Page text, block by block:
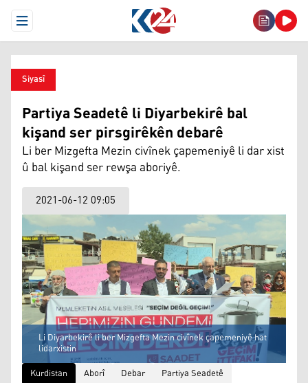
Open Menu
Siyasî
Partiya Seadetê li Diyarbekirê bal
kişand ser pirsgirêkên debarê
Li ber Mizgefta Mezin civînek çapemeniyê li dar xist
û bal kişand ser rewşa aboriyê.
2021-06-12 09:05
Li Diyarbekirê li ber Mizgefta Mezin civînek çapemeniyê hat
lidarxistin
Kurdistan
Aborî Debar Partiya Seadetê